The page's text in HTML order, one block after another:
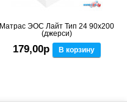
Матрас ЭОС Лайт Тип 24 90x200
(джерси)
179,00р В корзину